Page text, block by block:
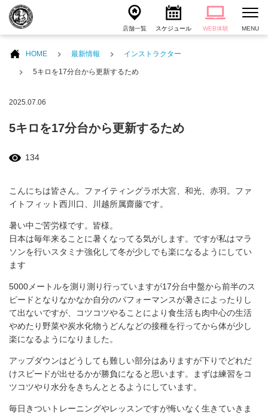
店舗一覧 スケジュール WEB体験 MENU
HOME 最新情報 インストラクター
5キロを17分台から更新するため
2025.07.06
5キロを17分台から更新するため
134
こんにちは皆さん。ファイティングラボ大宮、和光、赤羽。ファ
イトフィット西川口、川越所属齋藤です。
暑い中ご苦労様です。皆様。
日本は毎年来ることに暑くなってる気がします。ですが私はマラ
ソンを行いスタミナ強化して冬が少しでも楽になるようにしてい
ます
5000メートルを測り測り行っていますが17分台中盤から前半のス
ピードとなりなかなか自分のパフォーマンスが暑さによったりし
て出ないですが、コツコツやることにより食生活も肉中心の生活
やめたり野菜や炭水化物うどんなどの接種を行ってから体が少し
楽になるようになりました。
アップダウンはどうしても難しい部分はありますが下りでどれだ
けスピードが出せるかが勝負になると思います。まずは練習をコ
ツコツやり水分をきちんととるようにしています。
毎日きついトレーニングやレッスンですが悔いなく生きていきま